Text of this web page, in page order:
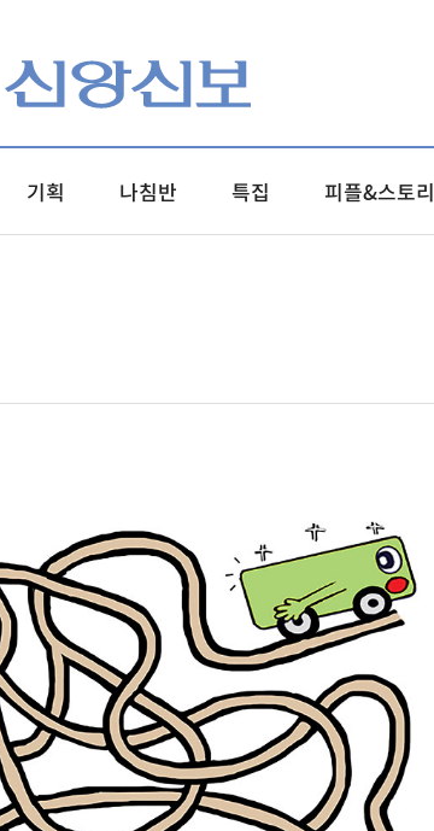
기획 나침반 특집 피플&스토리